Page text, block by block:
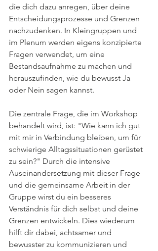
die dich dazu anregen, über deine
Entscheidungsprozesse und Grenzen
nachzudenken. In Kleingruppen und
im Plenum werden eigens konzipierte
Fragen verwendet, um eine
Bestandsaufnahme zu machen und
herauszufinden, wie du bewusst Ja
oder Nein sagen kannst.
Die zentrale Frage, die im Workshop
behandelt wird, ist: "Wie kann ich gut
mit mir in Verbindung bleiben, um für
schwierige Alltagssituationen gerüstet
zu sein?" Durch die intensive
Auseinandersetzung mit dieser Frage
und die gemeinsame Arbeit in der
Gruppe wirst du ein besseres
Verständnis für dich selbst und deine
Grenzen entwickeln. Dies wiederum
hilft dir dabei, achtsamer und
bewusster zu kommunizieren und